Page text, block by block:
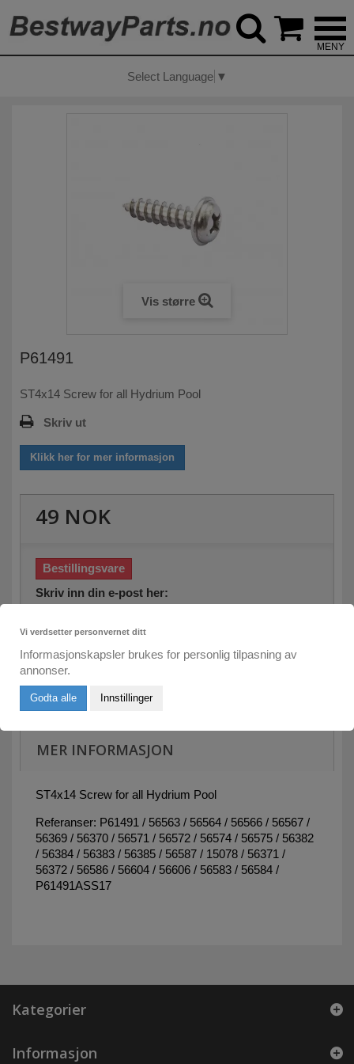
Select Language ▼
Vis større
P61491
ST4x14 Screw for all Hydrium Pool
Skriv ut
Klikk her for mer informasjon
49 NOK
Bestillingsvare
Skriv inn din e-post her:
MER INFORMASJON
ST4x14 Screw for all Hydrium Pool
Referanser: P61491 / 56563 / 56564 / 56566 / 56567 /
56369 / 56370 / 56571 / 56572 / 56574 / 56575 / 56382
/ 56384 / 56383 / 56385 / 56587 / 15078 / 56371 /
56372 / 56586 / 56604 / 56606 / 56583 / 56584 /
P61491ASS17
Kategorier
Informasjon
Vi verdsetter personvernet ditt
Informasjonskapsler brukes for personlig tilpasning av
annonser.
Godta alle Innstillinger
 